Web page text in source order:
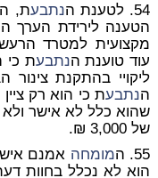
54. לטענת ה
נתבעת, ה
הטענה לירידת הערך
מקצועית למטרד
עוד טוענת הנתבעת כי
ליקויי בהתקנת
הנתבעת כי הוא רק
שהוא כלל לא אישר ולא
של 3,000 ₪.
55. ה
מומחה אמנם